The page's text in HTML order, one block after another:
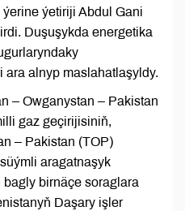
ýetiriji Abdul Gani
Duşuşykda energetika
ara alnyp maslahatlaşyldy.
– Owganystan – Pakistan
gaz geçirijisiniň,
– Pakistan (TOP)
aragatnaşyk
birnäçe soraglara
Daşary işler